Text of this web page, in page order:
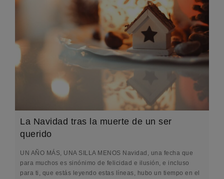
La Navidad tras la muerte de un ser
querido
UN AÑO MÁS, UNA SILLA MENOS Navidad, una fecha que
para muchos es sinónimo de felicidad e ilusión, e incluso
para ti, que estás leyendo estas líneas, hubo un tiempo en el